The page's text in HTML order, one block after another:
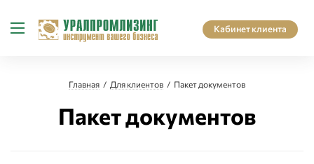
Кабинет клиента
Главная Для клиентов Пакет документов
Пакет документов